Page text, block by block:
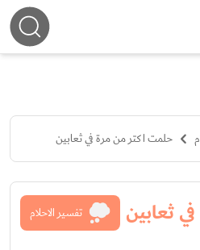
حلمت اكتر من مرة في ثعابين
ثعابين تفسير الاحلام